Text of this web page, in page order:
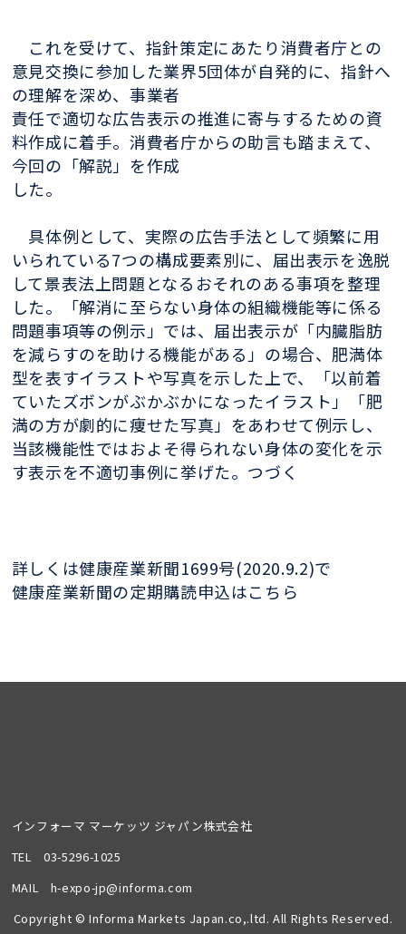
これを受けて、指針策定にあたり消費者庁との
意見交換に参加した業界5団体が自発的に、指針へ
の理解を深め、事業者
責任で適切な広告表示の推進に寄与するための資
料作成に着手。消費者庁からの助言も踏まえて、
今回の「解説」を作成
した。
具体例として、実際の広告手法として頻繁に用
いられている7つの構成要素別に、届出表示を逸脱
して景表法上問題となるおそれのある事項を整理
した。「解消に至らない身体の組織機能等に係る
問題事項等の例示」では、届出表示が「内臓脂肪
を減らすのを助ける機能がある」の場合、肥満体
型を表すイラストや写真を示した上で、「以前着
ていたズボンがぶかぶかになったイラスト」「肥
満の方が劇的に痩せた写真」をあわせて例示し、
当該機能性ではおよそ得られない身体の変化を示
す表示を不適切事例に挙げた。つづく
詳しくは健康産業新聞1699号(2020.9.2)で
健康産業新聞の定期購読申込はこちら
インフォーマ マーケッツ ジャパン株式会社
TEL03-5296-1025
MAIL h-expo-jp@informa.com
Copyright © Informa Markets Japan.co,.ltd. All Rights Reserved.